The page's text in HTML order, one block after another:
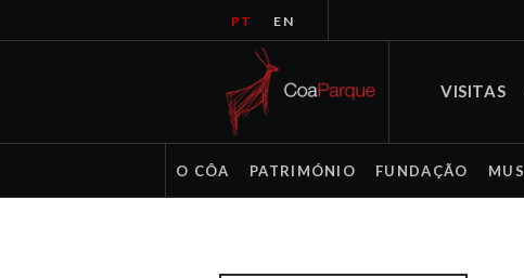
PT EN
VISITAS
O CÔA PATRIMÓNIO FUNDAÇÃO